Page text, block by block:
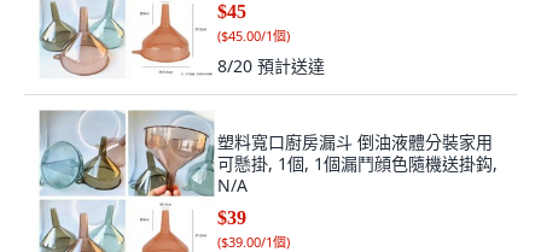
$45
($45.00/1個)
8/20 預計送達
塑料寬口廚房漏斗 倒油液體分裝家用
可懸掛, 1個, 1個漏鬥顔色隨機送掛鈎,
N/A
$39
($39.00/1個)